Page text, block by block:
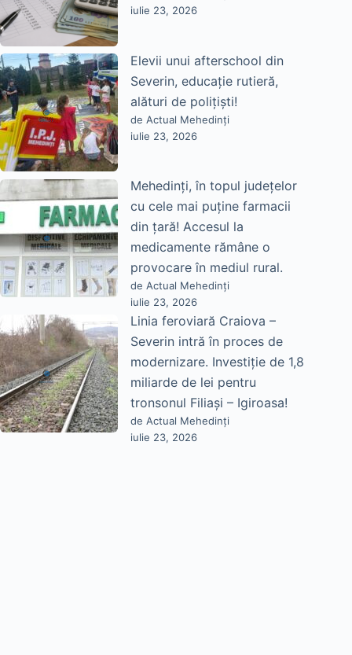
iulie 23, 2026
Elevii unui afterschool din
Severin, educație rutieră,
alături de polițiști!
de Actual Mehedinți
iulie 23, 2026
Mehedinți, în topul județelor
cu cele mai puține farmacii
din țară! Accesul la
medicamente rămâne o
provocare în mediul rural.
de Actual Mehedinți
iulie 23, 2026
Linia feroviară Craiova –
Severin intră în proces de
modernizare. Investiție de 1,8
miliarde de lei pentru
tronsonul Filiași – Igiroasa!
de Actual Mehedinți
iulie 23, 2026